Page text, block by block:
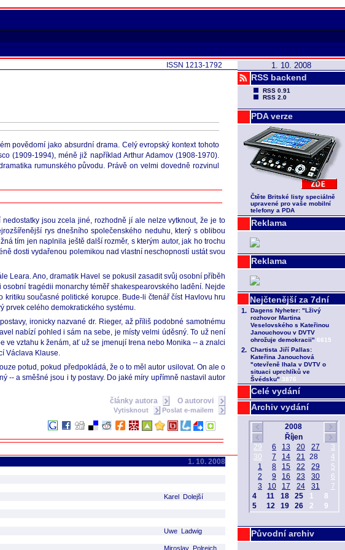
1. 10. 2008
RSS backend
RSS 0.91
RSS 2.0
PDA verze
Čtěte Britské listy speciálně
upravené pro vaše mobilní
telefony a PDA
Reklama
Reklama
Celé vydání
Archiv vydání
Původní archiv
ISSN 1213-1792
povědomí jako absurdní drama. Celý evropský kontext tohoto
(1909-1994), méně již například Arthur Adamov (1908-1970).
rumunského původu. Právě on velmi dovedně rozvinul
nedostatky jsou zcela jiné, rozhodně jí ale nelze vytknout, že je to
rys dnešního společenského neduhu, který s oblibou
tím jen naplnila ještě další rozměr, s kterým autor, jak ho trochu
dosti vydařenou polemikou nad vlastní neschopností ustát svou
Leara. Ano, dramatik Havel se pokusil zasadit svůj osobní příběh
tragédii monarchy téměř shakespearovského ladění. Nejde
současné politické korupce. Bude-li čtenář číst Havlovu hru
prvek celého demokratického systému.
ironicky nazvané dr. Rieger, až příliš podobné samotnému
nabízí pohled i sám na sebe, je místy velmi úděsný. To už není
ve vztahu k ženám, ať už se jmenují Irena nebo Monika -- a znalci
Václava Klause.
potud, pokud předpokládá, že o to měl autor usilovat. On ale o
-- a směšné jsou i ty postavy. Do jaké míry upřímně nastavil autor
články autora
O autorovi
Vytisknout Poslat e-mailem
1. 10. 2008
Karel Dolejší
Uwe Ladwig
Miroslav Polreich